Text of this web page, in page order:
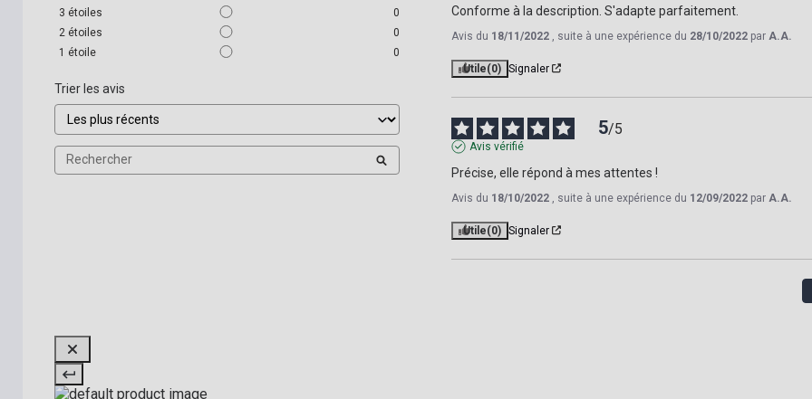
3 étoiles
0
2 étoiles
0
1 étoile 0
Trier les avis
Conforme à la description. S'adapte parfaitement.
Avis du 18/11/2022 , suite à une expérience du 28/10/2022 par A.A.
Utile(0) Signaler
5/5
Avis vérifié
Précise, elle répond à mes attentes !
Avis du 18/10/2022 , suite à une expérience du 12/09/2022 par A.A.
Utile(0) Signaler